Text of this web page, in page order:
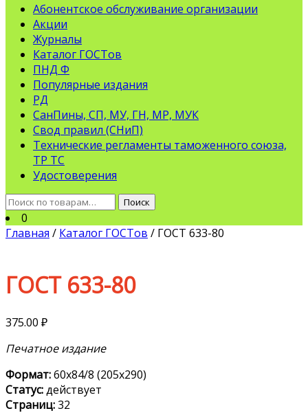
Абонентское обслуживание организации
Акции
Журналы
Каталог ГОСТов
ПНД Ф
Популярные издания
РД
СанПины, СП, МУ, ГН, МР, МУК
Свод правил (СНиП)
Технические регламенты таможенного союза,
ТР ТС
Удостоверения
Искать:
Поиск
0
Главная / Каталог ГОСТов / ГОСТ 633-80
ГОСТ 633-80
375.00 ₽
Печатное издание
Формат:60х84/8 (205х290)
Статус:действует
Страниц:32